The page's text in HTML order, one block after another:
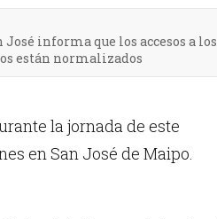
informa que los accesos a los
están normalizados
la jornada de este
en San José de Maipo.